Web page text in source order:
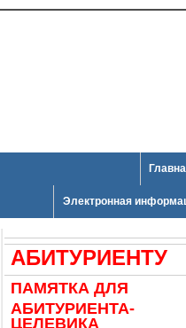
Электронная
АБИТУРИЕНТУ
ПАМЯТКА ДЛЯ
АБИТУРИЕНТА-
ЦЕЛЕВИКА